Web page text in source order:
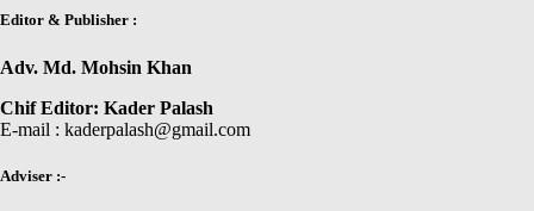
Editor & Publisher :
Adv. Md. Mohsin Khan
Chif Editor: Kader Palash
E-mail : kaderpalash@gmail.com
Adviser :-